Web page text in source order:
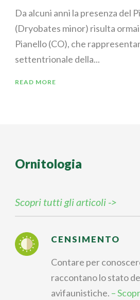
Da alcuni anni la presenza del
(Dryobates minor) risulta
Pianello (CO), che
settentrionale della...
READ MORE
Ornitologia
Scopri tutti gli articoli ->
CENSIMENTO
Contare per
raccontano lo stato
avifaunistiche. –